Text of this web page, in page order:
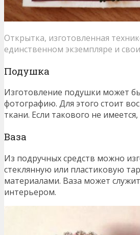
Открытка, изготовленная
единственном экземпляре и
Подушка
Изготовление подушки может
фотографию. Для этого стоит
ткани. Если такового не
Ваза
Из подручных средств можно
стеклянную или пластиковую
материалами. Ваза может
интерьером.